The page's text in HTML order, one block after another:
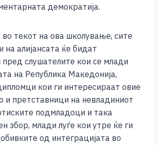
демократија.
текот на ова школување, сите
на алијансата ќе бидат
слушателите кои се млади
на Република Македонија,
кои ги интересираат овие
и претставници на невладиниот
подмладоци и така
збор, млади луѓе кои утре ќе ги
од интеграцијата во